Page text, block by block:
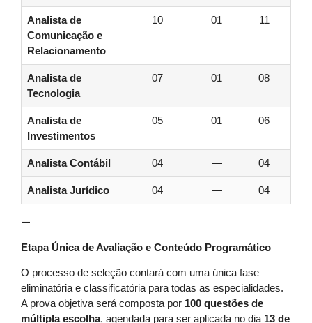
Analista de
Comunicação e
Relacionamento
10 01 11
Analista de
Tecnologia
07 01 08
Analista de
Investimentos
05 01 06
Analista Contábil 04 — 04
Analista Jurídico 04 — 04
—
Etapa Única de Avaliação e Conteúdo Programático
O processo de seleção contará com uma única fase
eliminatória e classificatória para todas as especialidades.
A prova objetiva será composta por 100 questões de
múltipla escolha, agendada para ser aplicada no dia 13 de